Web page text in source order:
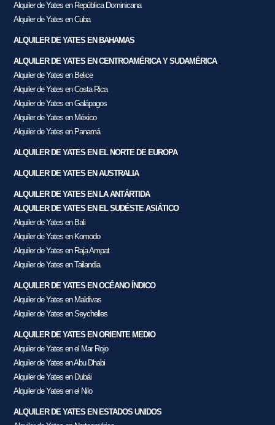
Alquiler de Yates en República Dominicana
Alquiler de Yates en Cuba
ALQUILER DE YATES EN BAHAMAS
ALQUILER DE YATES EN CENTROAMÉRICA Y SUDAMÉRICA
Alquiler de Yates en Belice
Alquiler de Yates en Costa Rica
Alquiler de Yates en Galápagos
Alquiler de Yates en México
Alquiler de Yates en Panamá
ALQUILER DE YATES EN EL NORTE DE EUROPA
ALQUILER DE YATES EN AUSTRALIA
ALQUILER DE YATES EN LA ANTÁRTIDA
ALQUILER DE YATES EN EL SUDÉSTE ASIÁTICO
Alquiler de Yates en Bali
Alquiler de Yates en Komodo
Alquiler de Yates en Raja Ampat
Alquiler de Yates en Tailandia
ALQUILER DE YATES EN OCÉANO ÍNDICO
Alquiler de Yates en Maldivas
Alquiler de Yates en Seychelles
ALQUILER DE YATES EN ORIENTE MEDIO
Alquiler de Yates en el Mar Rojo
Alquiler de Yates en Abu Dhabi
Alquiler de Yates en Dubái
Alquiler de Yates en el Nilo
ALQUILER DE YATES EN ESTADOS UNIDOS